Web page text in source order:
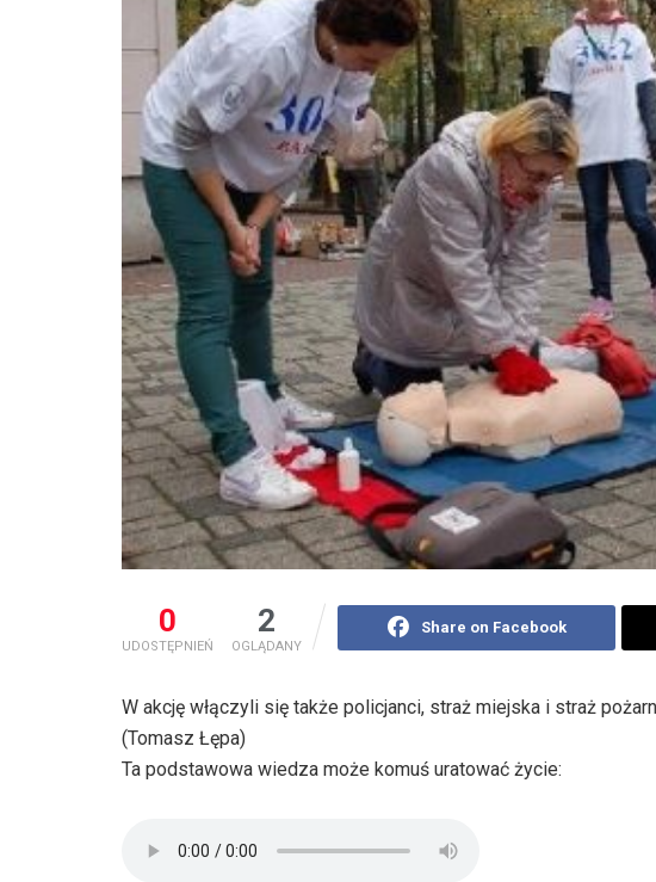
0
UDOSTĘPNIEŃ
2
OGLĄDANY
Share on Facebook
W akcję włączyli się także policjanci, straż miejska i straż
(Tomasz Łępa)
Ta podstawowa wiedza może komuś uratować życie: